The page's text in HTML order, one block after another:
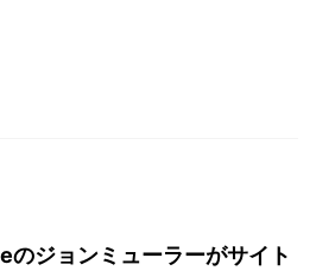
のジョンミューラーがサイト